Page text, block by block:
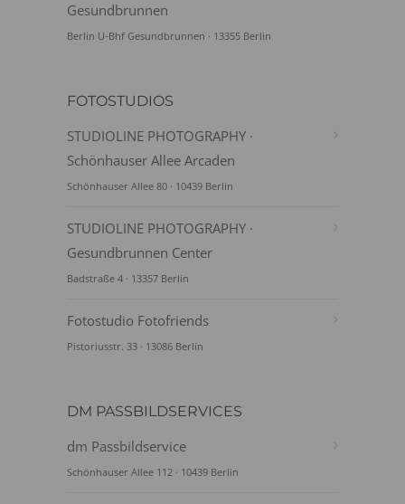
Gesundbrunnen
Berlin U-Bhf Gesundbrunnen · 13355 Berlin
FOTOSTUDIOS
STUDIOLINE PHOTOGRAPHY ·
Schönhauser Allee Arcaden
Schönhauser Allee 80 · 10439 Berlin
STUDIOLINE PHOTOGRAPHY ·
Gesundbrunnen Center
Badstraße 4 · 13357 Berlin
Fotostudio Fotofriends
Pistoriusstr. 33 · 13086 Berlin
DM PASSBILDSERVICES
dm Passbildservice
Schönhauser Allee 112 · 10439 Berlin